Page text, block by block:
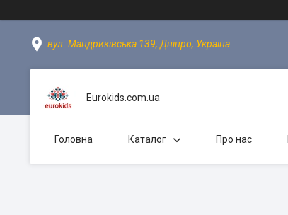
вул. Мандриківська 139, Дніпро, Україна
Eurokids.com.ua
Головна Каталог Про нас